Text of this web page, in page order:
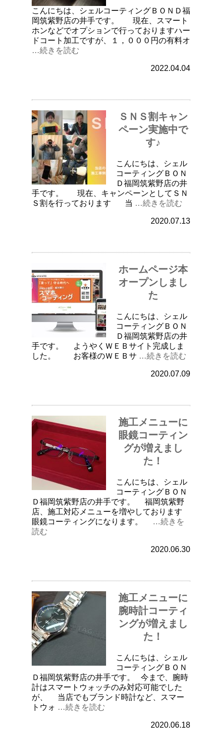
こんにちは、シェルコーティングＢＯＮＤ福
岡筑紫野店の井手です。 現在、スマート
ホンなどでオプションで行っておりますハー
ドコート加工ですが、１，０００円の有料オ
…続きを読む
2022.04.04
ＳＮＳ割キャン
ペーン実施中で
す♪
こんにちは、シェル
コーティングＢＯＮ
Ｄ福岡筑紫野店の井
手です。 現在、キャンペーンとしてＳＮ
Ｓ割を行っております 当 …続きを読む
2020.07.13
ホームページ本
オープンしまし
た
こんにちは、シェル
コーティングＢＯＮ
Ｄ福岡筑紫野店の井
手です。 ようやくＷＥＢサイト完成しま
した。 お客様のＷＥＢサ …続きを読む
2020.07.09
施工メニューに
眼鏡コーティン
グが増えまし
た！
こんにちは、シェル
コーティングＢＯＮ
Ｄ福岡筑紫野店の井手です。 福岡筑紫野
店、施工対応メニューを増やしております
眼鏡コーティングになります。
…続きを
読む
2020.06.30
施工メニューに
腕時計コーティ
ングが増えまし
た！
こんにちは、シェル
コーティングＢＯＮ
Ｄ福岡筑紫野店の井手です。 今まで、腕時
計はスマートウォッチのみ対応可能でした
が、 当店でもブランド時計など、スマー
トウォ …続きを読む
2020.06.18